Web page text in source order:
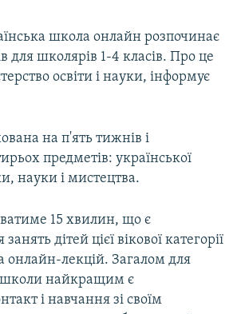
школа онлайн розпочинає
для школярів 1-4 класів. Про це
освіти і науки, інформує
на п'ять тижнів і
предметів: української
науки і мистецтва.
15 хвилин, що є
дітей цієї вікової категорії
онлайн-лекцій. Загалом для
школи найкращим є
і навчання зі своїм